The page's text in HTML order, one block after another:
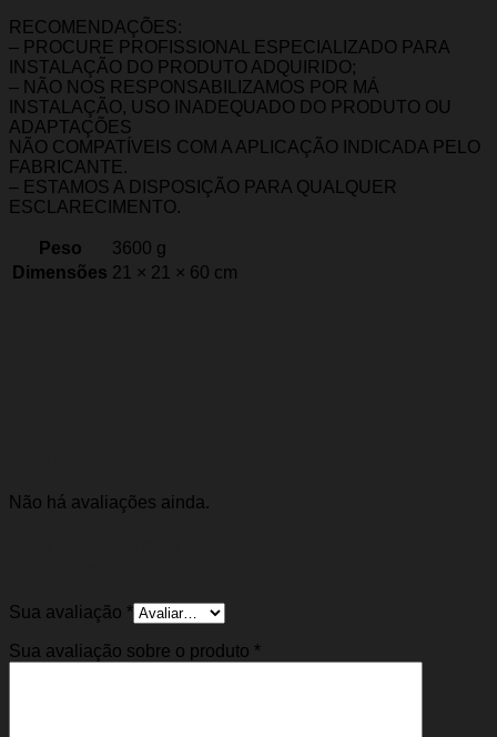
RECOMENDAÇÕES:
– PROCURE PROFISSIONAL ESPECIALIZADO PARA
INSTALAÇÃO DO PRODUTO ADQUIRIDO;
– NÃO NOS RESPONSABILIZAMOS POR MÁ
INSTALAÇÃO, USO INADEQUADO DO PRODUTO OU
ADAPTAÇÕES
NÃO COMPATÍVEIS COM A APLICAÇÃO INDICADA PELO
FABRICANTE.
– ESTAMOS A DISPOSIÇÃO PARA QUALQUER
ESCLARECIMENTO.
Peso
3600 g
Dimensões 21 × 21 × 60 cm
Não há avaliações ainda.
Sua avaliação *
Sua avaliação sobre o produto *